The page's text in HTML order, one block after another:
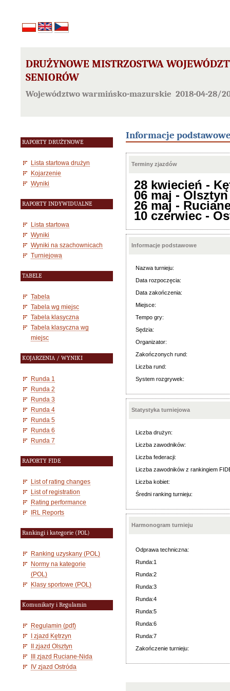
DRUŻYNOWE MISTRZOSTWA
SENIORÓW
Województwo warmińsko-mazurskie 2018-04-28/
RAPORTY DRUŻYNOWE
Lista startowa drużyn
Kojarzenie
Wyniki
RAPORTY INDYWIDUALNE
Lista startowa
Wyniki
Wyniki na szachownicach
Turniejowa
TABELE
Tabela
Tabela wg miejsc
Tabela klasyczna
Tabela klasyczna wg
miejsc
KOJARZENIA / WYNIKI
Runda 1
Runda 2
Runda 3
Runda 4
Runda 5
Runda 6
Runda 7
RAPORTY FIDE
List of rating changes
List of registration
Rating performance
IRL Reports
Rankingi i kategorie (POL)
Ranking uzyskany (POL)
Normy na kategorie
(POL)
Klasy sportowe (POL)
Komunikaty i Regulamin
Regulamin (pdf)
I zjazd Kętrzyn
II zjazd Olsztyn
III zjazd Ruciane-Nida
IV zjazd Ostróda
Informacje
Terminy zjazdów
28 kwiecień -
06 maj - Olsztyn
26 maj -
10 czerwiec -
Informacje podstawowe
Nazwa turnieju:
Data rozpoczęcia:
Data zakończenia:
Miejsce:
Tempo gry:
Sędzia:
Organizator:
Zakończonych rund:
Liczba rund:
System rozgrywek:
Statystyka turniejowa
Liczba drużyn:
Liczba zawodników:
Liczba federacji:
Liczba zawodników z rankingiem
Liczba kobiet:
Średni ranking turnieju:
Harmonogram turnieju
Odprawa techniczna:
Runda:1
Runda:2
Runda:3
Runda:4
Runda:5
Runda:6
Runda:7
Zakończenie turnieju: